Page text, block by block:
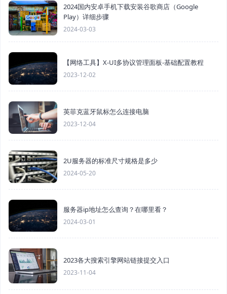
2024国内安卓手机下载安装谷歌商店（Google
Play）详细步骤
2024-03-03
【网络工具】X-UI多协议管理面板-基础配置教程
2023-12-02
英菲克蓝牙鼠标怎么连接电脑
2023-12-04
2U服务器的标准尺寸规格是多少
2024-05-20
服务器ip地址怎么查询？在哪里看？
2024-03-01
2023各大搜索引擎网站链接提交入口
2023-11-04